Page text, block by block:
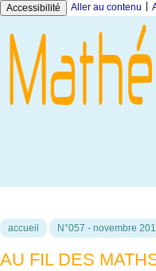
Accessibilité Aller au contenu
accueil N°057 - novembre
AU FIL DES